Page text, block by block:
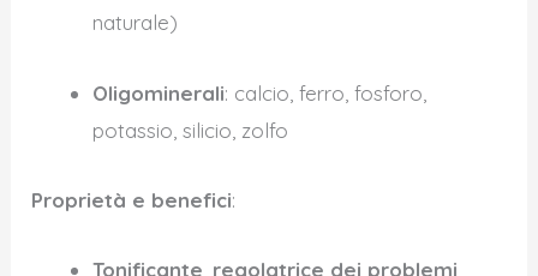
naturale)
Oligominerali: calcio, ferro, fosforo,
potassio, silicio, zolfo
Proprietà e benefici:
Tonificante regolatrice dei problemi